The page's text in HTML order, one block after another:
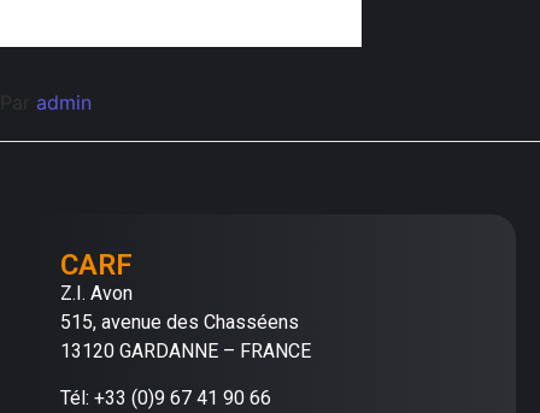
admin
CARF
Z.I. Avon
515, avenue des Chasséens
13120 GARDANNE – FRANCE
Tél: +33 (0)9 67 41 90 66